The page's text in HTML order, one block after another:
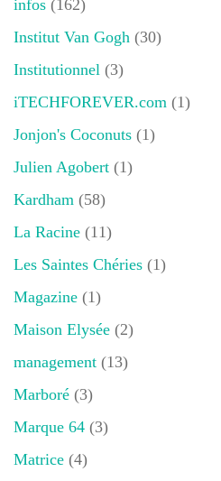
infos (162)
Institut Van Gogh (30)
Institutionnel (3)
iTECHFOREVER.com (1)
Jonjon's Coconuts (1)
Julien Agobert (1)
Kardham (58)
La Racine (11)
Les Saintes Chéries (1)
Magazine (1)
Maison Elysée (2)
management (13)
Marboré (3)
Marque 64 (3)
Matrice (4)